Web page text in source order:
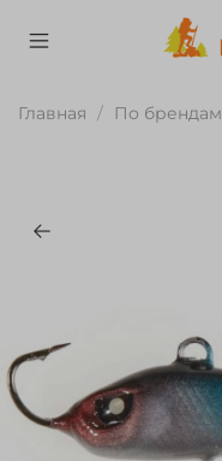
Главная По брендам